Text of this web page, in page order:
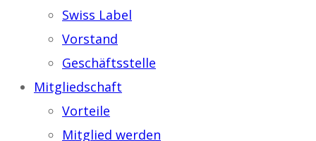
Swiss Label
Vorstand
Geschäftsstelle
Mitgliedschaft
Vorteile
Mitglied werden